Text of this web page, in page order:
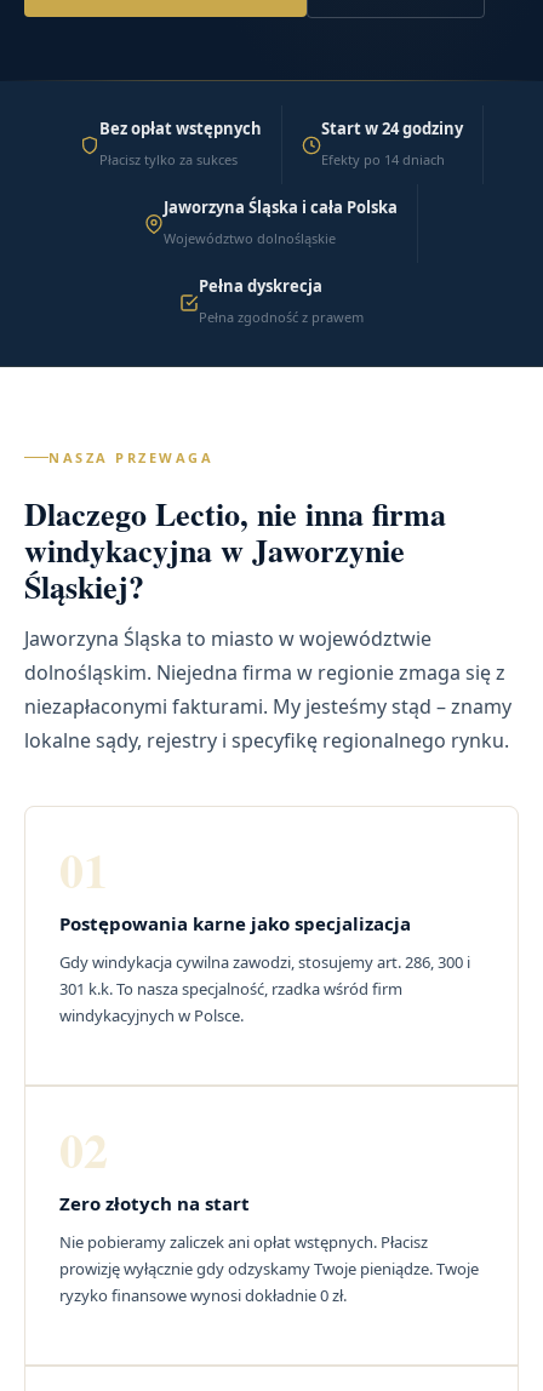
Bez opłat wstępnych
Płacisz tylko za sukces
Start w 24 godziny
Efekty po 14 dniach
Jaworzyna Śląska i cała Polska
Województwo dolnośląskie
Pełna dyskrecja
Pełna zgodność z prawem
NASZA PRZEWAGA
Dlaczego Lectio, nie inna firma
windykacyjna w Jaworzynie
Śląskiej?
Jaworzyna Śląska to miasto w województwie
dolnośląskim. Niejedna firma w regionie zmaga się z
niezapłaconymi fakturami. My jesteśmy stąd – znamy
lokalne sądy, rejestry i specyfikę regionalnego rynku.
01
Postępowania karne jako specjalizacja
Gdy windykacja cywilna zawodzi, stosujemy art. 286, 300 i
301 k.k. To nasza specjalność, rzadka wśród firm
windykacyjnych w Polsce.
02
Zero złotych na start
Nie pobieramy zaliczek ani opłat wstępnych. Płacisz
prowizję wyłącznie gdy odzyskamy Twoje pieniądze. Twoje
ryzyko finansowe wynosi dokładnie 0 zł.